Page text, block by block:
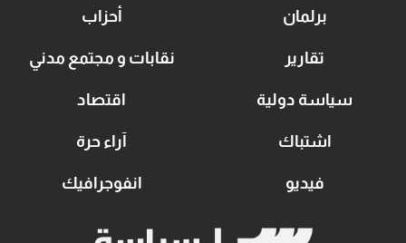
برلمان أحزاب
تقارير نقابات و مجتمع مدني
سياسة دولية اقتصاد
اشتباك آراء حرة
فيديو انفوجرافيك